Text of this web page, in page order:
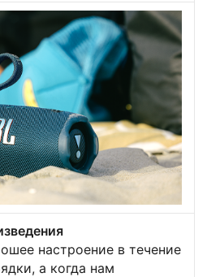
настроение в течение
а когда нам